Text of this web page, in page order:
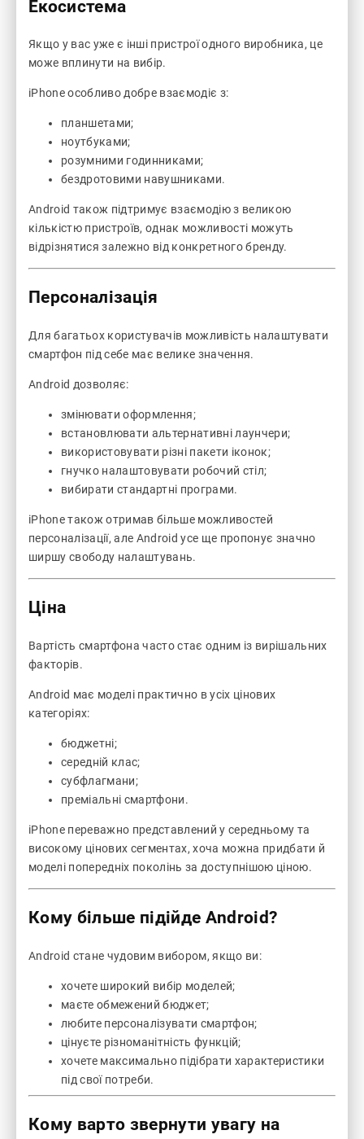
Екосистема
Якщо у вас уже є інші пристрої одного виробника, це
може вплинути на вибір.
iPhone особливо добре взаємодіє з:
планшетами;
ноутбуками;
розумними годинниками;
бездротовими навушниками.
Android також підтримує взаємодію з великою
кількістю пристроїв, однак можливості можуть
відрізнятися залежно від конкретного бренду.
Персоналізація
Для багатьох користувачів можливість налаштувати
смартфон під себе має велике значення.
Android дозволяє:
змінювати оформлення;
встановлювати альтернативні лаунчери;
використовувати різні пакети іконок;
гнучко налаштовувати робочий стіл;
вибирати стандартні програми.
iPhone також отримав більше можливостей
персоналізації, але Android усе ще пропонує значно
ширшу свободу налаштувань.
Ціна
Вартість смартфона часто стає одним із вирішальних
факторів.
Android має моделі практично в усіх цінових
категоріях:
бюджетні;
середній клас;
субфлагмани;
преміальні смартфони.
iPhone переважно представлений у середньому та
високому цінових сегментах, хоча можна придбати й
моделі попередніх поколінь за доступнішою ціною.
Кому більше підійде Android?
Android стане чудовим вибором, якщо ви:
хочете широкий вибір моделей;
маєте обмежений бюджет;
любите персоналізувати смартфон;
цінуєте різноманітність функцій;
хочете максимально підібрати характеристики
під свої потреби.
Кому варто звернути увагу на